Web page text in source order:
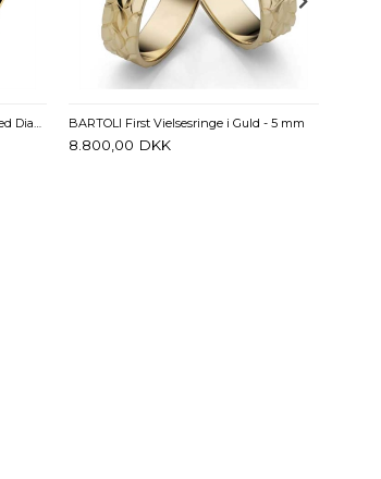
BARTOL First vielsesringe i Guld med Diamanter 0,06 ct. - 5 mm BARTOLI First Vielsesringe i Guld - 5 mm
8.800,00 DKK